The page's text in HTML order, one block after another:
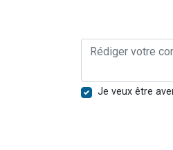
Je veux être